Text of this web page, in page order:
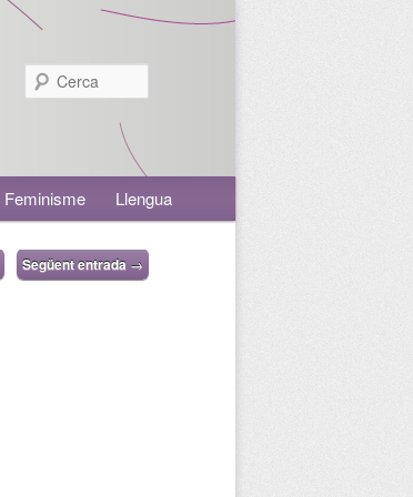
Feminisme Llengua
Següent entrada →